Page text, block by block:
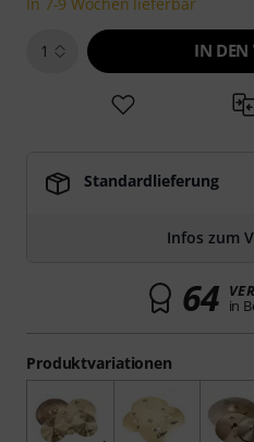
Produktvariationen
1 IN DEN
Standardlieferung
Infos zum
64 in